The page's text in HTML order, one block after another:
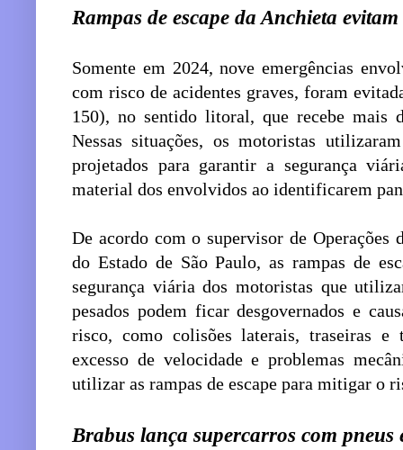
Rampas de escape da Anchieta
Somente em 2024, nove emergências
com risco de acidentes graves, foram
150), no sentido litoral, que recebe mais
Nessas situações, os motoristas
projetados para garantir a segurança
material dos envolvidos ao identificarem
De acordo com o supervisor de Operações
do Estado de São Paulo, as rampas de
segurança viária dos motoristas que
pesados podem ficar desgovernados e
risco, como colisões laterais, traseiras e
excesso de velocidade e problemas
utilizar as rampas de escape para mitigar o
Brabus lança supercarros com